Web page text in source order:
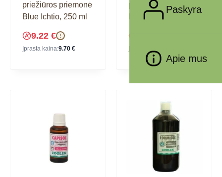
Paskyra
Apie mus
priežiūros priemonė
Blue Ichtio, 250 ml
9.22 € !
Įprasta kaina:9.70 €
priežiūros priemonė
Blue Ichtio, 30 ml